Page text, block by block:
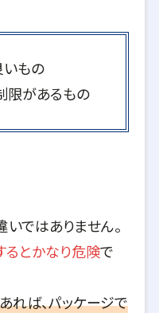
いもの
限があるもの
ではありません。
るとかなり危険で
れば、パッケージで